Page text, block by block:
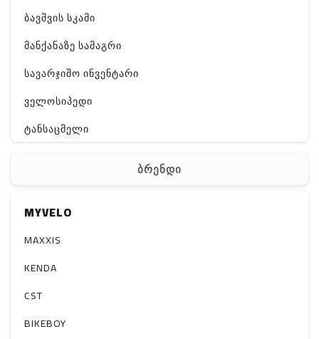
ბავშვის სკამი
მანქანაზე სამაგრი
სავარჯიშო ინვენტარი
ველოსიპედი
ტანსაცმელი
სხვადასხვა
ბრენდი
MYVELO
MAXXIS
KENDA
CST
BIKEBOY